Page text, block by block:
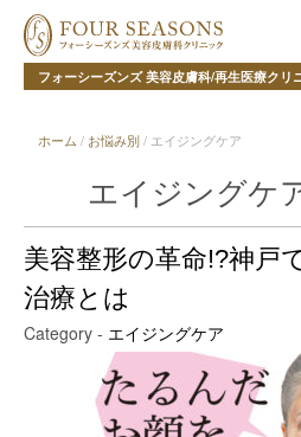
フォーシーズンズ 美容皮膚科/再生医療クリ
ホーム / お悩み別/ エイジングケア
エイジングケ
美容整形の革命!?神戸
治療とは
Category - エイジングケア